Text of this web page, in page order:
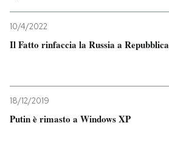
10/4/2022
Il Fatto rinfaccia la Russia a Repubblica
18/12/2019
Putin è rimasto a Windows XP